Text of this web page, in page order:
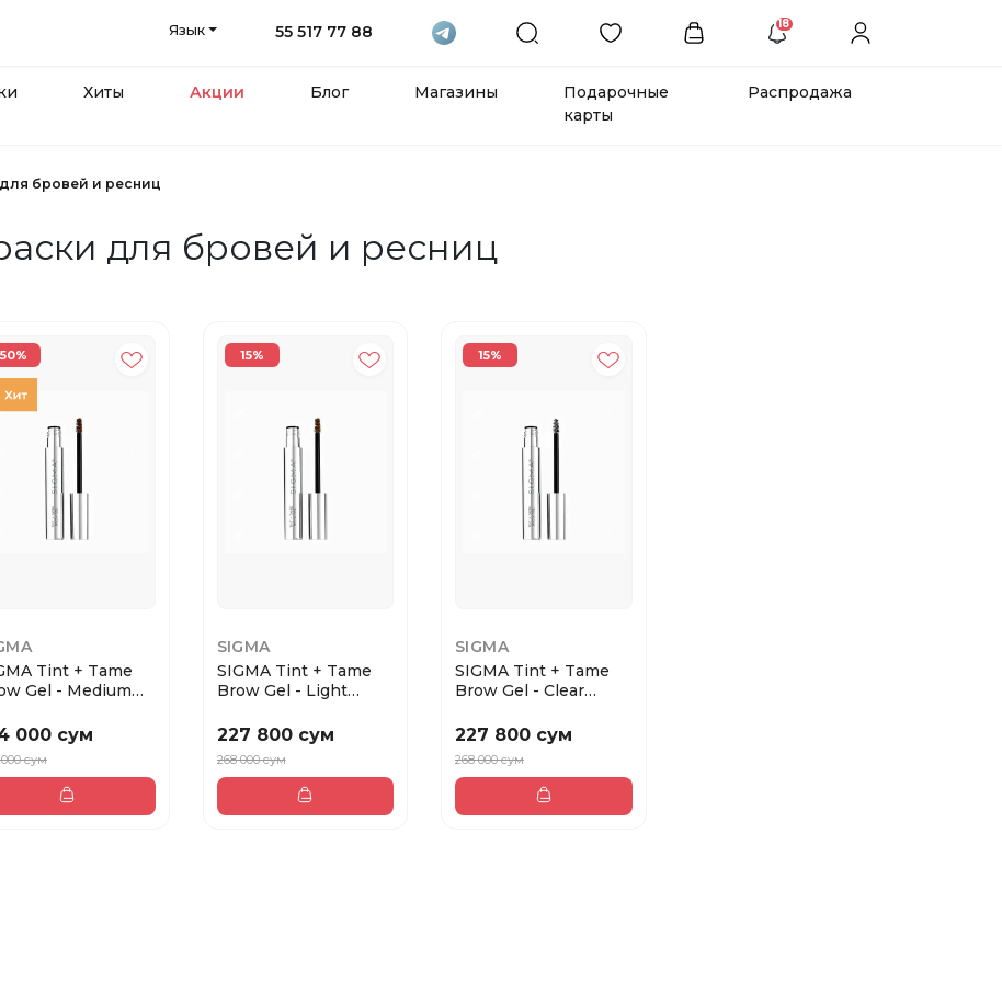
Язык 55 517 77 88 18
Хиты Акции Блог Магазины
Подарочные
карты
Распродажа
бровей и ресниц
для бровей и ресниц
50%
Tint + Tame
Gel - Medium
000 сум
сум
15%
SIGMA
SIGMA Tint + Tame
Brow Gel - Light
227 800 сум
268 000 сум
15%
SIGMA
SIGMA Tint + Tame
Brow Gel - Clear
227 800 сум
268 000 сум